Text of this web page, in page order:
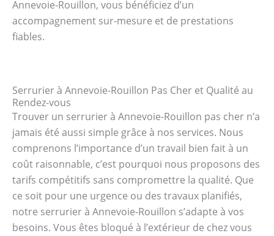
Annevoie-Rouillon, vous bénéficiez d’un
accompagnement sur-mesure et de prestations
fiables.
Serrurier à Annevoie-Rouillon Pas Cher et Qualité au
Rendez-vous
Trouver un serrurier à Annevoie-Rouillon pas cher n’a
jamais été aussi simple grâce à nos services. Nous
comprenons l’importance d’un travail bien fait à un
coût raisonnable, c’est pourquoi nous proposons des
tarifs compétitifs sans compromettre la qualité. Que
ce soit pour une urgence ou des travaux planifiés,
notre serrurier à Annevoie-Rouillon s’adapte à vos
besoins. Vous êtes bloqué à l’extérieur de chez vous